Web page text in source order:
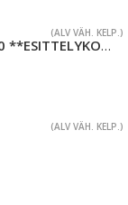
(ALV VÄH. KELP.)
Wacker Neuson DW 20 **ESITTELYKONE**
(ALV VÄH. KELP.)